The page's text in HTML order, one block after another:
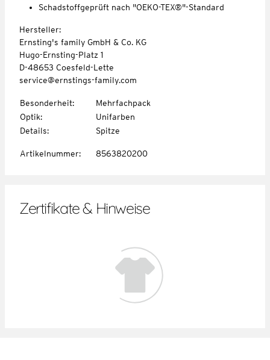
Schadstoffgeprüft nach "OEKO-TEX®"-Standard
Hersteller:
Ernsting's family GmbH & Co. KG
Hugo-Ernsting-Platz 1
D-48653 Coesfeld-Lette
service@ernstings-family.com
Besonderheit:
Mehrfachpack
Optik:
Unifarben
Details: Spitze
Artikelnummer: 8563820200
Zertifikate & Hinweise